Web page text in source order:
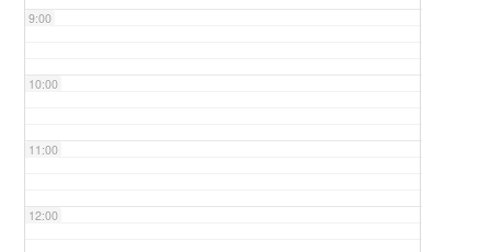
9:00
10:00
11:00
12:00